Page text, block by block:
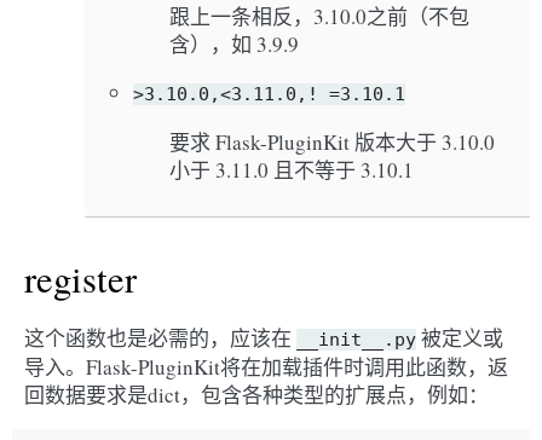
跟上一条相反，3.10.0之前（不包
含），如 3.9.9
>3.10.0,<3.11.0,! =3.10.1
要求 Flask-PluginKit 版本大于 3.10.0
小于 3.11.0 且不等于 3.10.1
register
这个函数也是必需的，应该在 __init__.py 被定义或
导入。Flask-PluginKit将在加载插件时调用此函数，返
回数据要求是dict，包含各种类型的扩展点，例如：